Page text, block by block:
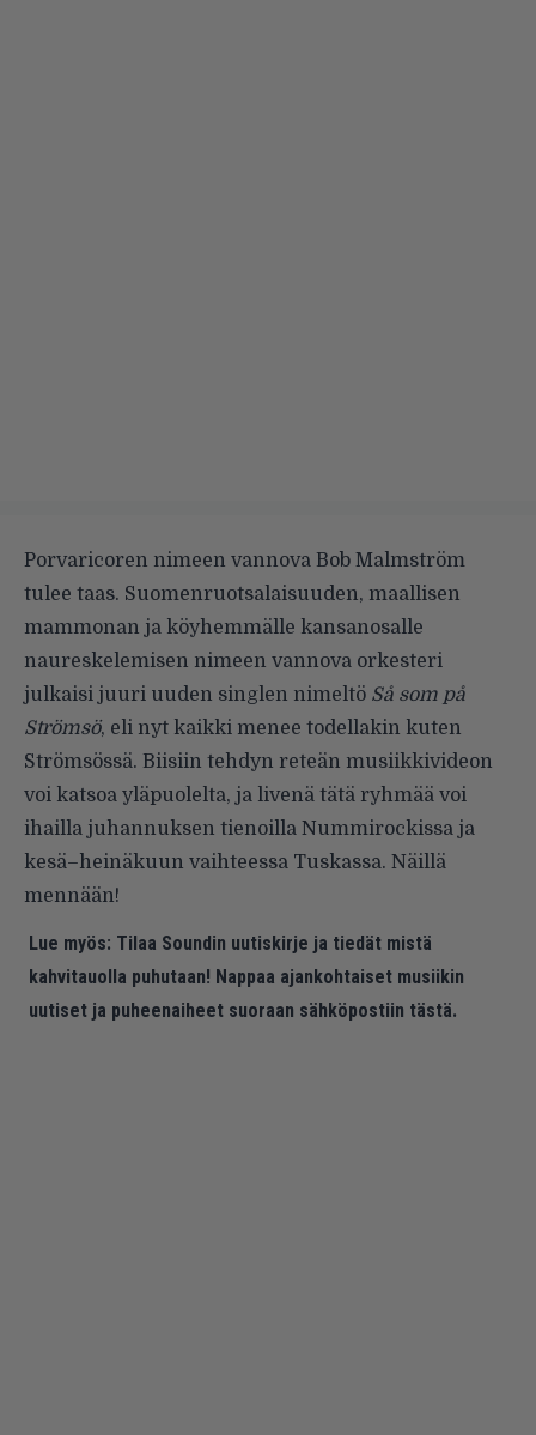
Porvaricoren nimeen vannova Bob Malmström
tulee taas. Suomenruotsalaisuuden, maallisen
mammonan ja köyhemmälle kansanosalle
naureskelemisen nimeen vannova orkesteri
julkaisi juuri uuden singlen nimeltö Så som på
Strömsö, eli nyt kaikki menee todellakin kuten
Strömsössä. Biisiin tehdyn reteän musiikkivideon
voi katsoa yläpuolelta, ja livenä tätä ryhmää voi
ihailla juhannuksen tienoilla Nummirockissa ja
kesä–heinäkuun vaihteessa Tuskassa. Näillä
mennään!
Lue myös: Tilaa Soundin uutiskirje ja tiedät mistä
kahvitauolla puhutaan! Nappaa ajankohtaiset musiikin
uutiset ja puheenaiheet suoraan sähköpostiin tästä.